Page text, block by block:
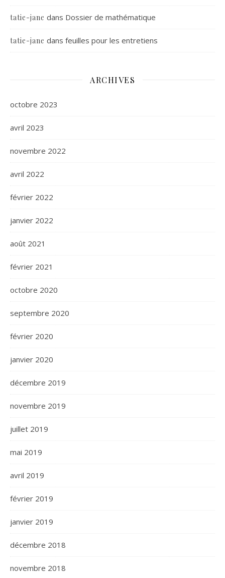
tatie-jane dans Dossier de mathématique
tatie-jane dans feuilles pour les entretiens
ARCHIVES
octobre 2023
avril 2023
novembre 2022
avril 2022
février 2022
janvier 2022
août 2021
février 2021
octobre 2020
septembre 2020
février 2020
janvier 2020
décembre 2019
novembre 2019
juillet 2019
mai 2019
avril 2019
février 2019
janvier 2019
décembre 2018
novembre 2018